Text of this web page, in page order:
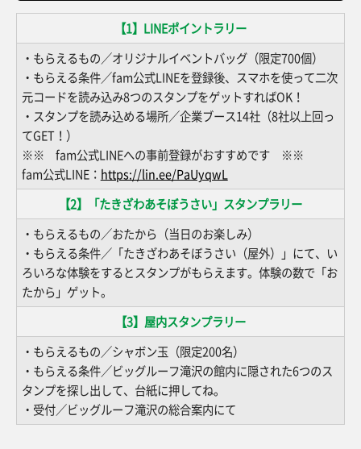
【1】LINEポイントラリー
・もらえるもの／オリジナルイベントバッグ（限定700個）
・もらえる条件／fam公式LINEを登録後、スマホを使って二次
元コードを読み込み8つのスタンプをゲットすればOK！
・スタンプを読み込める場所／企業ブース14社（8社以上回っ
てGET！）
※※ fam公式LINEへの事前登録がおすすめです ※※
fam公式LINE： https://lin.ee/PaUyqwL
【2】「たきざわあそぼうさい」スタンプラリー
・もらえるもの／おたから（当日のお楽しみ）
・もらえる条件／「たきざわあそぼうさい（屋外）」にて、い
ろいろな体験をするとスタンプがもらえます。体験の数で「お
たから」ゲット。
【3】屋内スタンプラリー
・もらえるもの／シャボン玉（限定200名）
・もらえる条件／ビッグルーフ滝沢の館内に隠された6つのス
タンプを探し出して、台紙に押してね。
・受付／ビッグルーフ滝沢の総合案内にて